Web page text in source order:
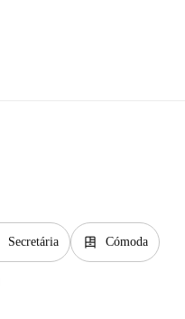
Secretária dresser Cómoda